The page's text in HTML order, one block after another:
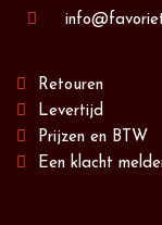
Retouren
Levertijd
Prijzen en BTW
Een klacht